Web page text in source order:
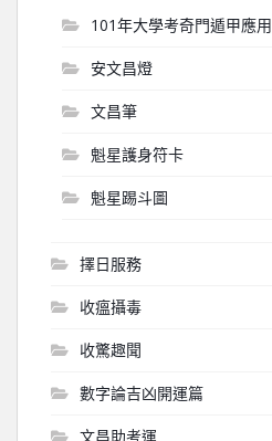
101年大學考奇門遁甲應用
安文昌燈
文昌筆
魁星護身符卡
魁星踢斗圖
擇日服務
收瘟攝毒
收驚趣聞
數字論吉凶開運篇
文昌助考運